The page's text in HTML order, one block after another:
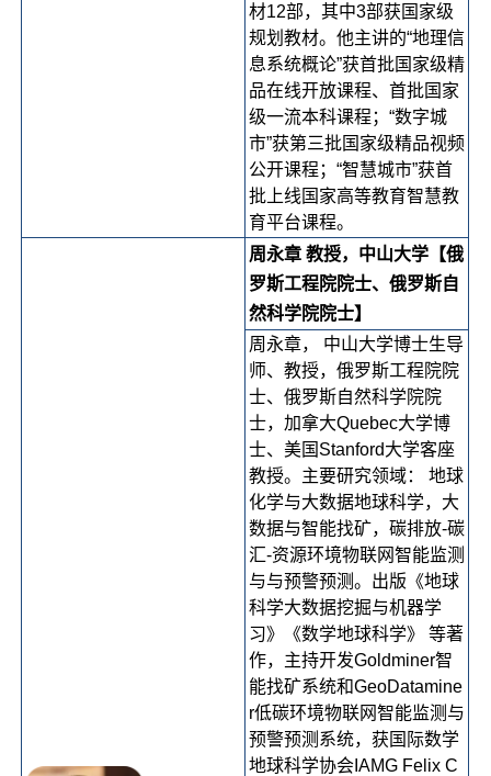
材12部，其中3部获国家级
规划教材。他主讲的“地理信
息系统概论”获首批国家级精
品在线开放课程、首批国家
级一流本科课程；“数字城
市”获第三批国家级精品视频
公开课程；“智慧城市”获首
批上线国家高等教育智慧教
育平台课程。
周永章 教授，中山大学【俄
罗斯工程院院士、俄罗斯自
然科学院院士】
周永章， 中山大学博士生导
师、教授，俄罗斯工程院院
士、俄罗斯自然科学院院
士，加拿大Quebec大学博
士、美国Stanford大学客座
教授。主要研究领域： 地球
化学与大数据地球科学，大
数据与智能找矿，碳排放-碳
汇-资源环境物联网智能监测
与与预警预测。出版《地球
科学大数据挖掘与机器学
习》《数学地球科学》 等著
作，主持开发Goldminer智
能找矿系统和GeoDatamine
r低碳环境物联网智能监测与
预警预测系统，获国际数学
地球科学协会IAMG Felix C